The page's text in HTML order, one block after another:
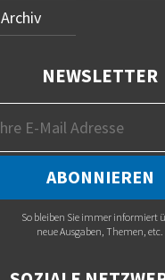
Archiv
NEWSLETTER
So bleiben Sie immer informiert
neue Ausgaben, Themen, etc.